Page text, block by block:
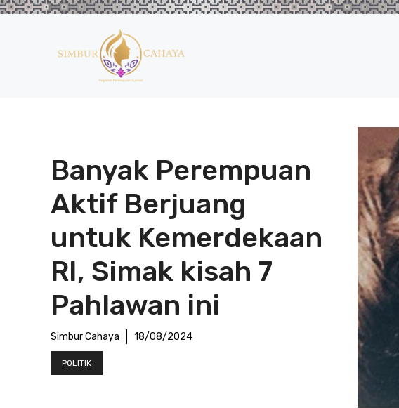
Langsung
Banyak Perempuan
Aktif Berjuang
untuk Kemerdekaan
RI, Simak kisah 7
Pahlawan ini
Simbur Cahaya 18/08/2024
POLITIK